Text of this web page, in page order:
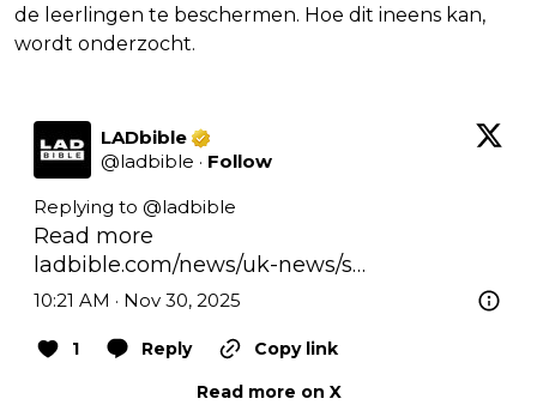
de leerlingen te beschermen. Hoe dit ineens kan,
wordt onderzocht.
LADbible
@ladbible · Follow
Replying to @ladbible
ladbible.com/news/uk-news/s…
10:21 AM · Nov 30, 2025
1 Reply
Copy link
Read more on X